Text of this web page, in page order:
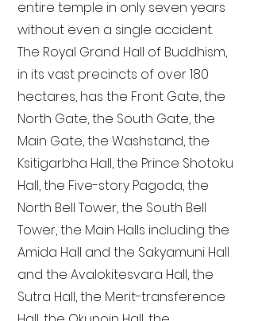
entire temple in only seven years
without even a single accident.
The Royal Grand Hall of Buddhism,
in its vast precincts of over 180
hectares, has the Front Gate, the
North Gate, the South Gate, the
Main Gate, the Washstand, the
Ksitigarbha Hall, the Prince Shotoku
Hall, the Five-story Pagoda, the
North Bell Tower, the South Bell
Tower, the Main Halls including the
Amida Hall and the Sakyamuni Hall
and the Avalokitesvara Hall, the
Sutra Hall, the Merit-transference